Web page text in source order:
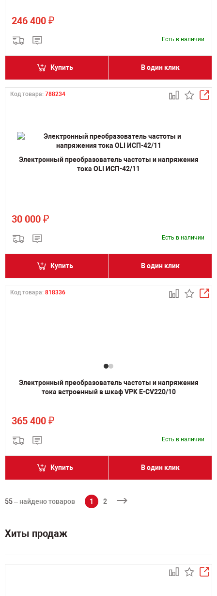
246 400 ₽
Есть в наличии
Купить В один клик
Код товара: 788234
Электронный преобразователь частоты и напряжения
тока OLI ИСП-42/11
30 000 ₽
Есть в наличии
Купить В один клик
Код товара: 818336
Электронный преобразователь частоты и напряжения
тока встроенный в шкаф VPK E-CV220/10
365 400 ₽
Есть в наличии
Купить В один клик
55– найдено товаров 1 2
Хиты продаж